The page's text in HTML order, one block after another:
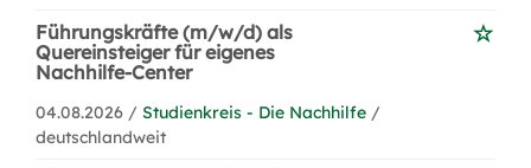
Führungskräfte (m/w/d) als
Quereinsteiger für eigenes
Nachhilfe-Center
04.08.2026 / Studienkreis - Die Nachhilfe /
deutschlandweit